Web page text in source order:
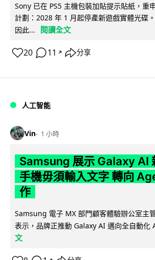
Sony 已在 PS5 主機包裝加貼提示貼紙，重
計劃：2028 年 1 月起停產新遊戲實體光碟
因此...
閱讀全文
20 11 ↗ 分享
人工智能
Vin 1 小時
Samsung 展示 Galaxy AI
手機毋須輸入文字 轉向
作
Samsung 電子 MX 部門顧客體驗辦公室主
表示，品牌正推動 Galaxy AI 邁向全自動化
文